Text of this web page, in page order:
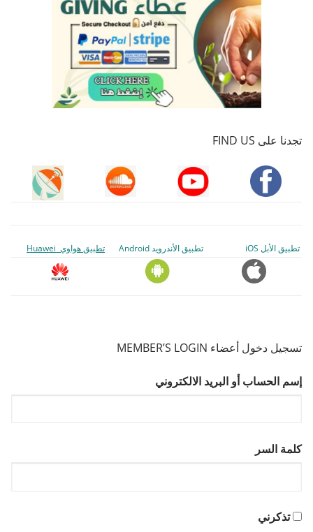
تجدنا على FIND US
تطبيق الأبل iOS تطبيق الأندرويد Android تطبيق هواوي Huawei
تسجيل دخول أعضاء MEMBER’S LOGIN
إسم الحساب أو البريد الالكتروني
كلمة السر
تذكرني